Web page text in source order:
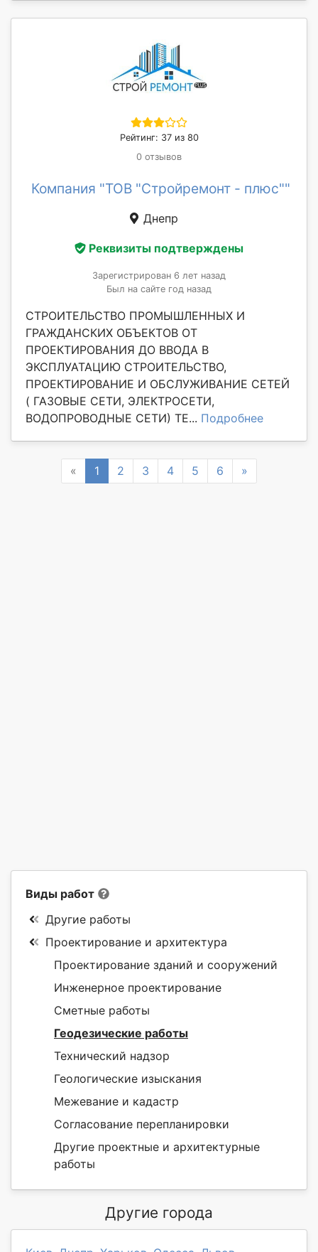
Рейтинг: 37 из 80
0 отзывов
Компания "ТОВ "Стройремонт - плюс""
Днепр
Реквизиты подтверждены
Зарегистрирован 6 лет назад
Был на сайте год назад
СТРОИТЕЛЬСТВО ПРОМЫШЛЕННЫХ И
ГРАЖДАНСКИХ ОБЪЕКТОВ ОТ
ПРОЕКТИРОВАНИЯ ДО ВВОДА В
ЭКСПЛУАТАЦИЮ СТРОИТЕЛЬСТВО,
ПРОЕКТИРОВАНИЕ И ОБСЛУЖИВАНИЕ СЕТЕЙ
( ГАЗОВЫЕ СЕТИ, ЭЛЕКТРОСЕТИ,
ВОДОПРОВОДНЫЕ СЕТИ) ТЕ... Подробнее
« Previous
1 2 3 4 5 6 »
Виды работ
Другие работы
Проектирование и архитектура
Проектирование зданий и сооружений
Инженерное проектирование
Сметные работы
Геодезические работы
Технический надзор
Геологические изыскания
Межевание и кадастр
Согласование перепланировки
Другие проектные и архитектурные
работы
Другие города